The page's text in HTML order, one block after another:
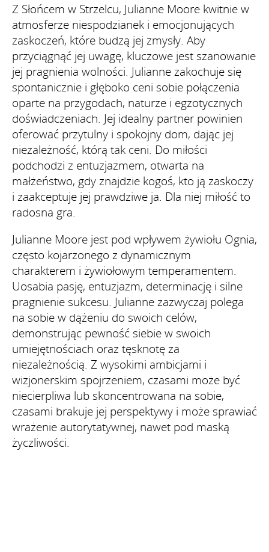
Z Słońcem w Strzelcu, Julianne Moore kwitnie w
atmosferze niespodzianek i emocjonujących
zaskoczeń, które budzą jej zmysły. Aby
przyciągnąć jej uwagę, kluczowe jest szanowanie
jej pragnienia wolności. Julianne zakochuje się
spontanicznie i głęboko ceni sobie połączenia
oparte na przygodach, naturze i egzotycznych
doświadczeniach. Jej idealny partner powinien
oferować przytulny i spokojny dom, dając jej
niezależność, którą tak ceni. Do miłości
podchodzi z entuzjazmem, otwarta na
małżeństwo, gdy znajdzie kogoś, kto ją zaskoczy
i zaakceptuje jej prawdziwe ja. Dla niej miłość to
radosna gra.
Julianne Moore jest pod wpływem żywiołu Ognia,
często kojarzonego z dynamicznym
charakterem i żywiołowym temperamentem.
Uosabia pasję, entuzjazm, determinację i silne
pragnienie sukcesu. Julianne zazwyczaj polega
na sobie w dążeniu do swoich celów,
demonstrując pewność siebie w swoich
umiejętnościach oraz tęsknotę za
niezależnością. Z wysokimi ambicjami i
wizjonerskim spojrzeniem, czasami może być
niecierpliwa lub skoncentrowana na sobie,
czasami brakuje jej perspektywy i może sprawiać
wrażenie autorytatywnej, nawet pod maską
życzliwości.